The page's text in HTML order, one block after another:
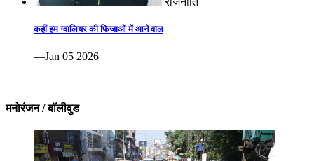
कहीं हम ग्वालियर की फिजाओं में आने वाल
—Jan 05 2026
मनोरंजन / बॉलीवुड